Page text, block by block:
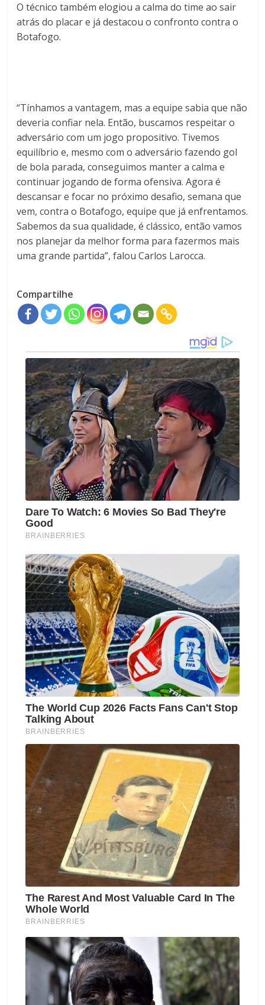
O técnico também elogiou a calma do time ao sair
atrás do placar e já destacou o confronto contra o
Botafogo.
“Tínhamos a vantagem, mas a equipe sabia que não
deveria confiar nela. Então, buscamos respeitar o
adversário com um jogo propositivo. Tivemos
equilíbrio e, mesmo com o adversário fazendo gol
de bola parada, conseguimos manter a calma e
continuar jogando de forma ofensiva. Agora é
descansar e focar no próximo desafio, semana que
vem, contra o Botafogo, equipe que já enfrentamos.
Sabemos da sua qualidade, é clássico, então vamos
nos planejar da melhor forma para fazermos mais
uma grande partida”, falou Carlos Larocca.
Compartilhe